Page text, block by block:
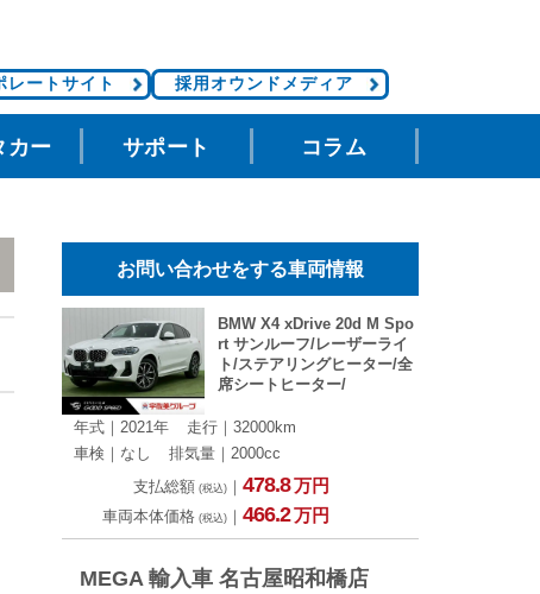
レートサイト 採用オウンドメディア
カー サポート コラム
お問い合わせをする車両情報
BMW X4 xDrive 20d M Spo
rt サンルーフ/レーザーライ
ト/ステアリングヒーター/全
席シートヒーター/
年式｜2021年
走行｜32000km
車検｜なし
排気量｜2000cc
支払総額 (税込) ｜ 478.8万円
車両本体価格 (税込) ｜ 466.2万円
MEGA 輸入車 名古屋昭和橋店